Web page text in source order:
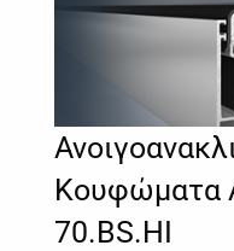
Κουφώματα
70.BS.HI